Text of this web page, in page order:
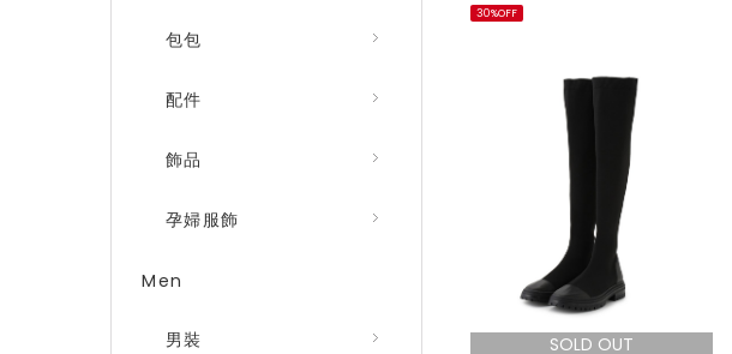
包包
配件
飾品
孕婦服飾
Men
男裝
30%OFF